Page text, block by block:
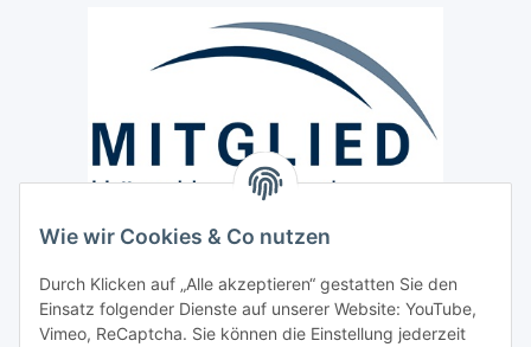
Wie wir Cookies & Co nutzen
Durch Klicken auf „Alle akzeptieren“ gestatten Sie den
Einsatz folgender Dienste auf unserer Website: YouTube,
Vimeo, ReCaptcha. Sie können die Einstellung jederzeit
Paketdienst und Spedition
Regionaler Lieferservice im Umkreis von ca. 60 Km